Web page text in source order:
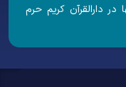
دارالقرآن کریم حرم